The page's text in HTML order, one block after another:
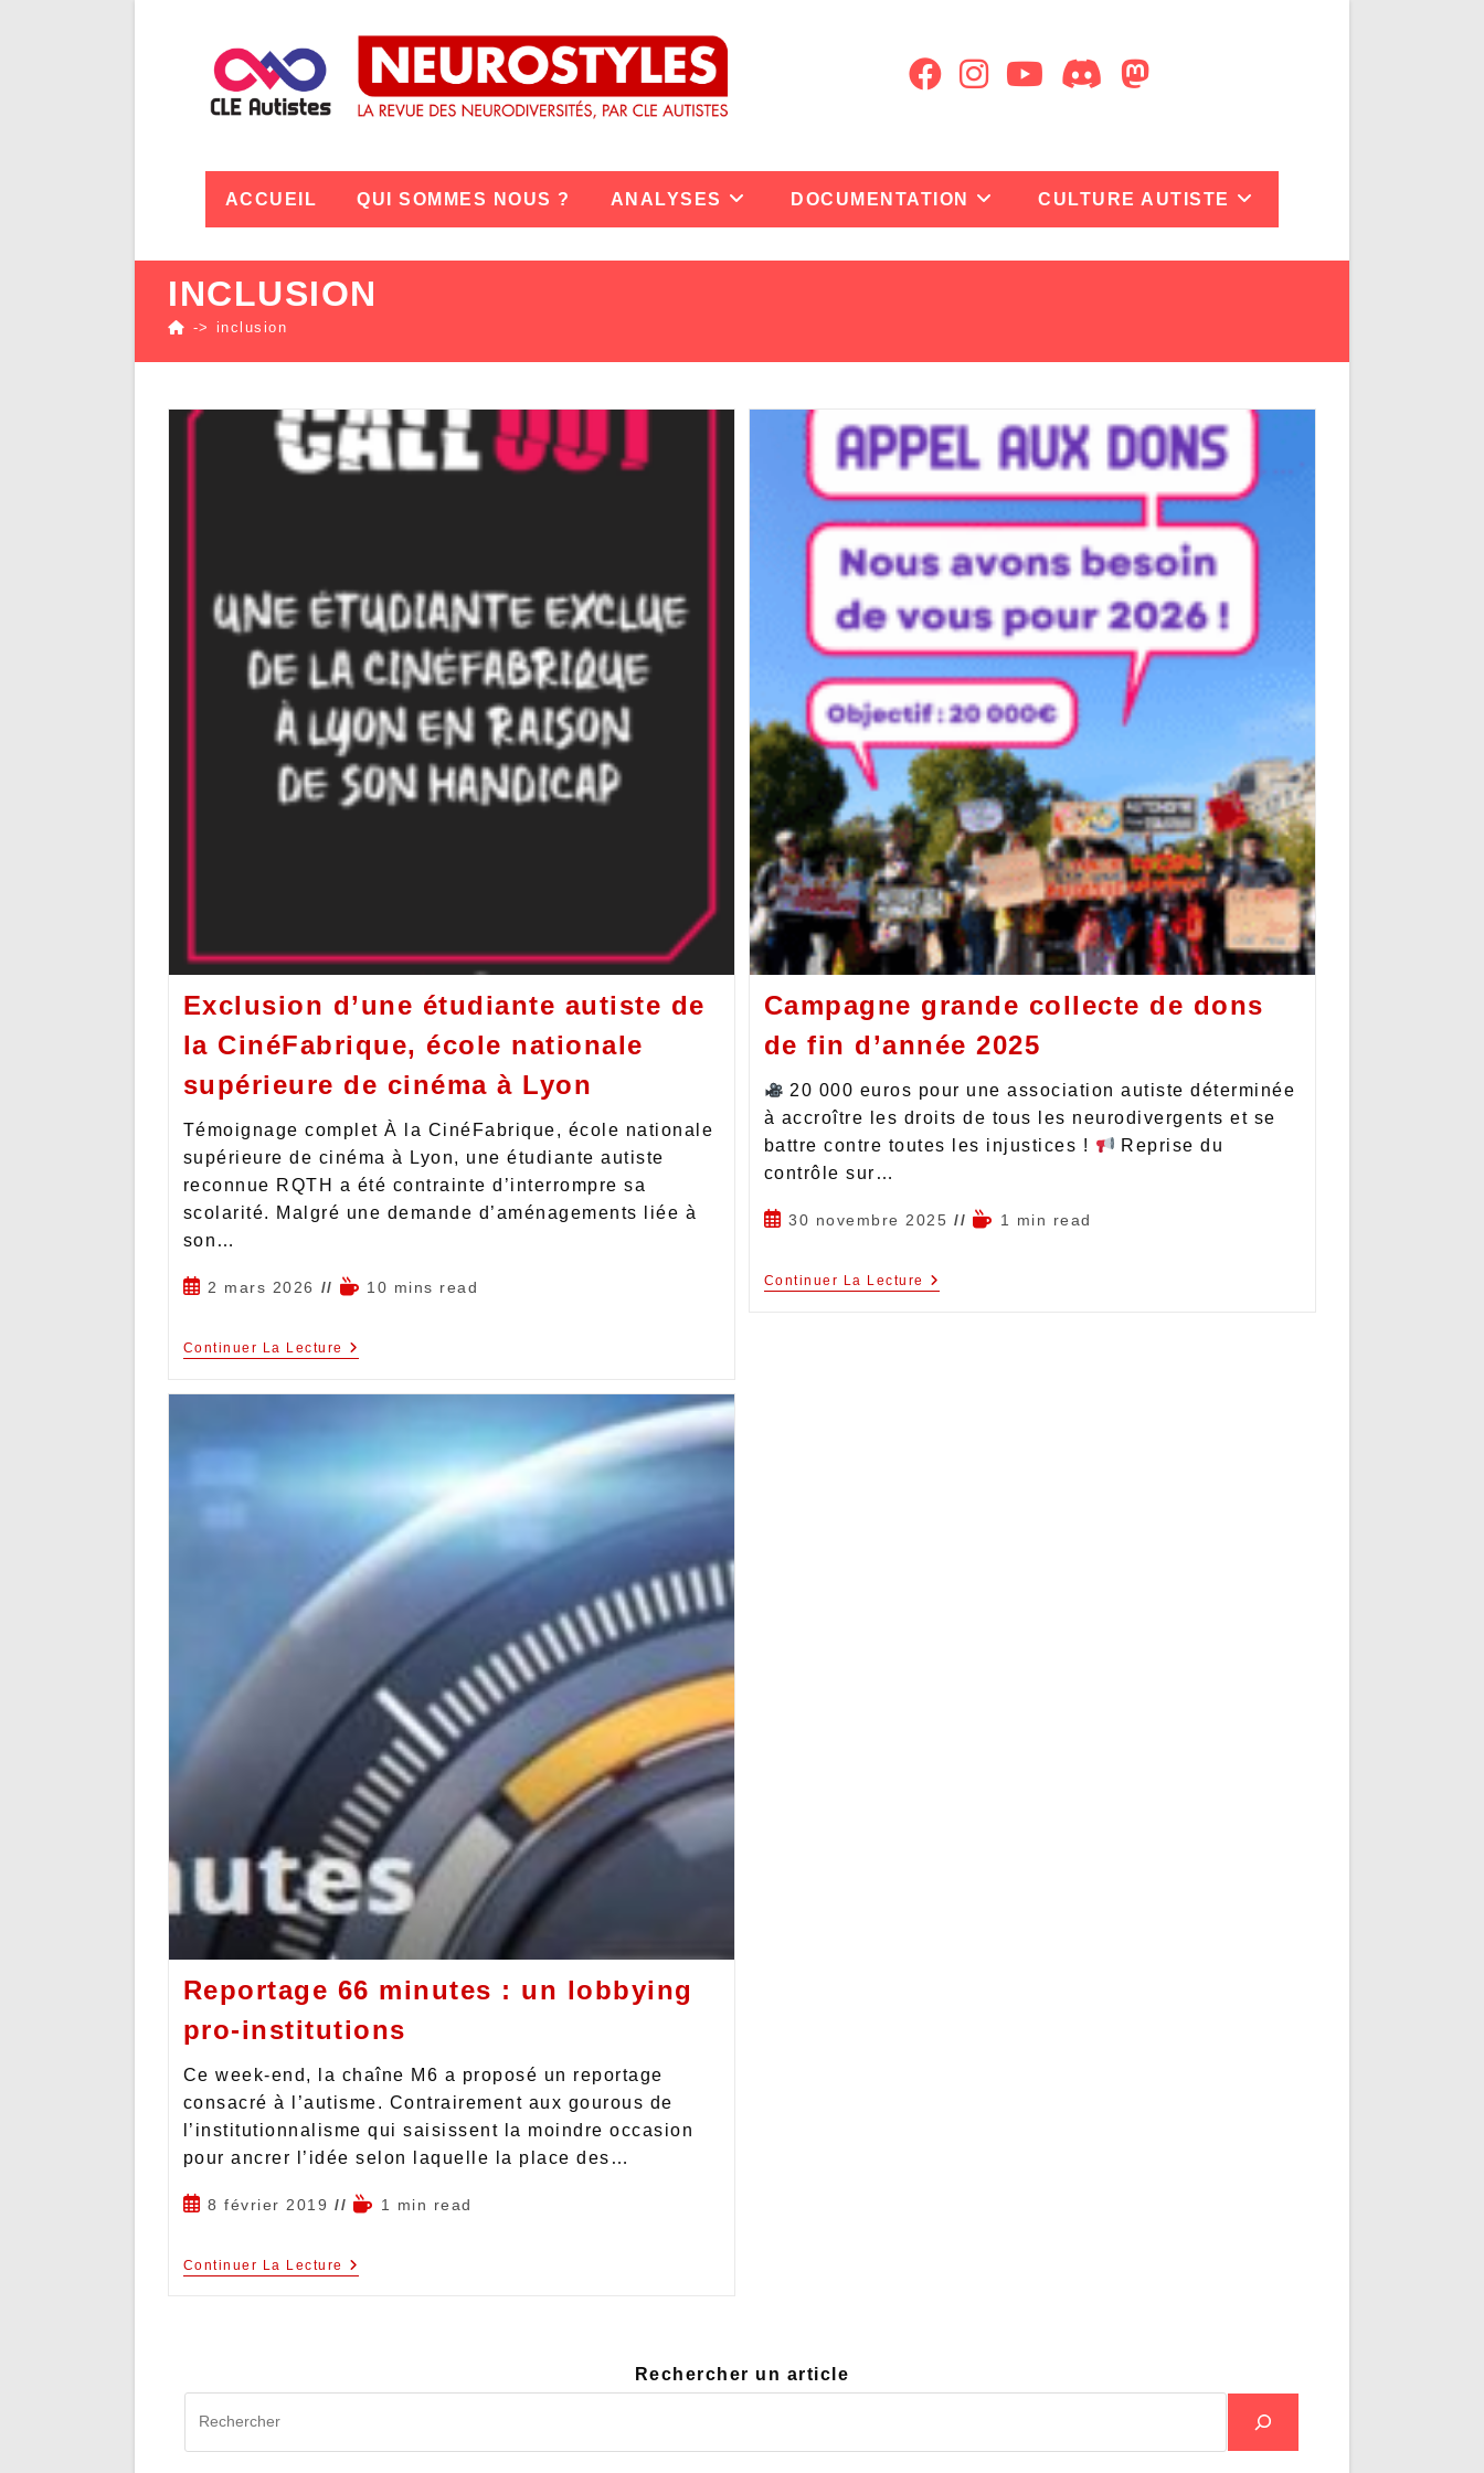
ACCUEIL QUI SOMMES NOUS ? ANALYSES DOCUMENTATION CULTURE AUTISTE
INCLUSION
-> inclusion
Exclusion d’une étudiante autiste de
la CinéFabrique, école nationale
supérieure de cinéma à Lyon
Témoignage complet À la CinéFabrique, école nationale
supérieure de cinéma à Lyon, une étudiante autiste
reconnue RQTH a été contrainte d’interrompre sa
scolarité. Malgré une demande d’aménagements liée à
son…
2 mars 2026 10 mins read
Continuer La Lecture
Campagne grande collecte de dons
de fin d’année 2025
20 000 euros pour une association autiste déterminée
à accroître les droits de tous les neurodivergents et se
battre contre toutes les injustices !
Reprise du
contrôle sur…
30 novembre 2025 1 min read
Continuer La Lecture
Reportage 66 minutes : un lobbying
pro-institutions
Ce week-end, la chaîne M6 a proposé un reportage
consacré à l’autisme. Contrairement aux gourous de
l’institutionnalisme qui saisissent la moindre occasion
pour ancrer l’idée selon laquelle la place des…
8 février 2019 1 min read
Continuer La Lecture
Rechercher un article